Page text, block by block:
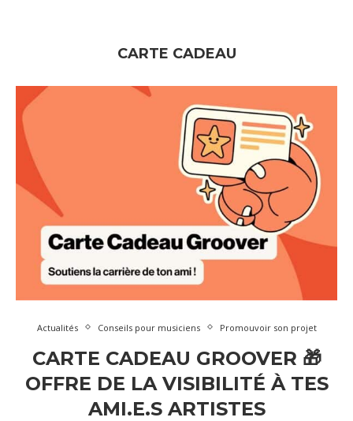
CARTE CADEAU
Actualités Conseils pour musiciens Promouvoir son projet
CARTE CADEAU GROOVER 🎁
OFFRE DE LA VISIBILITÉ À TES
AMI.E.S ARTISTES